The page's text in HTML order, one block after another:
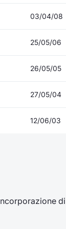
03/04/08
25/05/06
26/05/05
27/05/04
12/06/03